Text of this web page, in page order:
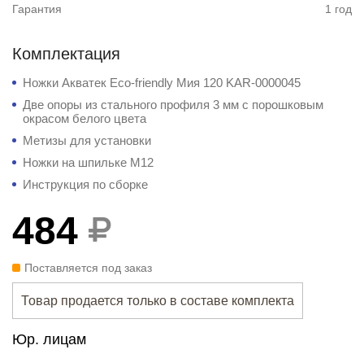
Гарантия 1 год
Комплектация
Ножки Акватек Eco-friendly Мия 120 KAR-0000045
Две опоры из стального профиля 3 мм с порошковым
окрасом белого цвета
Метизы для установки
Ножки на шпильке М12
Инструкция по сборке
484
Поставляется под заказ
Товар продается только в составе комплекта
Юр. лицам